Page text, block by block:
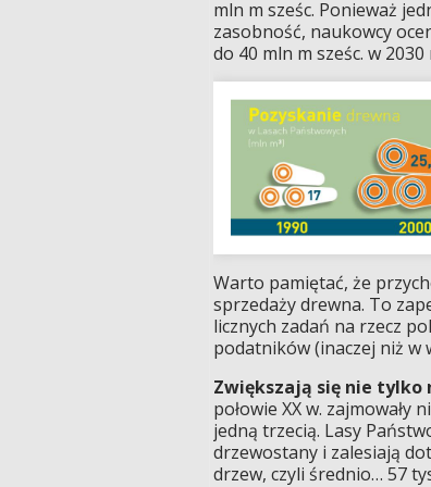
mln m sześc. Ponieważ
zasobność, naukowcy
do 40 mln m sześc. w
Warto pamiętać, że
sprzedaży drewna. To
licznych zadań na rzecz
podatników (inaczej niż w
Zwiększają się nie tylko
połowie XX w.
jedną trzecią. Lasy
drzewostany i zalesiają
drzew, czyli średnio… 57